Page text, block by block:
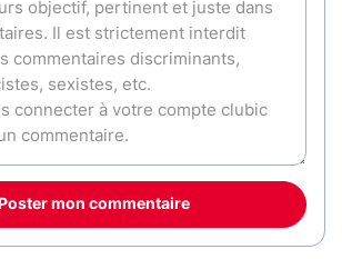
Poster mon commentaire